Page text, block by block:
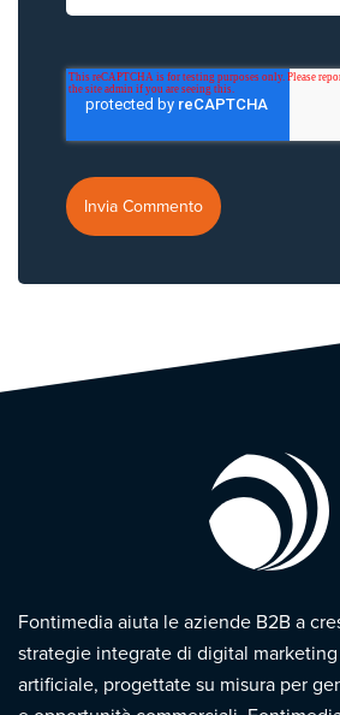
Fontimedia aiuta le aziende B2B a
strategie integrate di digital
artificiale, progettate su misura per